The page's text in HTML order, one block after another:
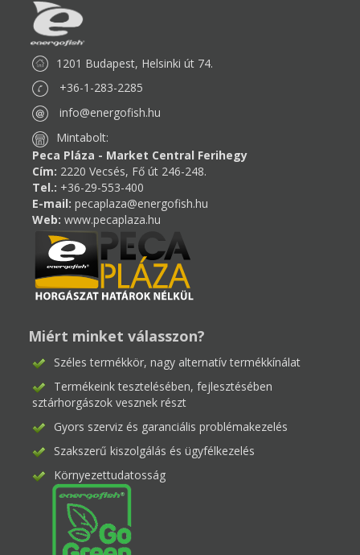
1201 Budapest, Helsinki út 74.
+36-1-283-2285
info@energofish.hu
Mintabolt:
Peca Pláza - Market Central Ferihegy
Cím: 2220 Vecsés, Fő út 246-248.
Tel.: +36-29-553-400
E-mail: pecaplaza@energofish.hu
Web: www.pecaplaza.hu
Miért minket válasszon?
Széles termékkör, nagy alternatív termékkínálat
Termékeink tesztelésében, fejlesztésében
sztárhorgászok vesznek részt
Gyors szerviz és garanciális problémakezelés
Szakszerű kiszolgálás és ügyfélkezelés
Környezettudatosság